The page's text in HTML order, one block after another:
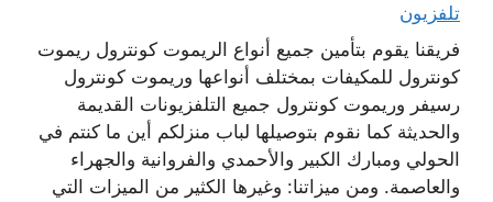
تلفزيون
فريقنا يقوم بتأمين جميع أنواع الريموت كونترول ريموت
كونترول للمكيفات بمختلف أنواعها وريموت كونترول
رسيفر وريموت كونترول جميع التلفزيونات القديمة
والحديثة كما نقوم بتوصيلها لباب منزلكم أين ما كنتم في
الحولي ومبارك الكبير والأحمدي والفروانية والجهراء
والعاصمة. ومن ميزاتنا: وغيرها الكثير من الميزات التي